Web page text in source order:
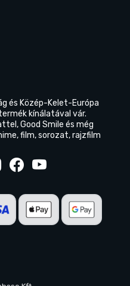
és Közép-Kelet-Európa
kínálatával vár.
Good Smile és még
film, sorozat, rajzfilm